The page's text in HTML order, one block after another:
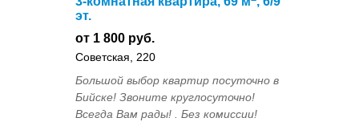
эт.
от 1 800 руб.
Советская, 220
Большой выбор квартир посуточно в
Бийске! Звоните круглосуточно!
Всегда Вам рады! . Без комиссии!